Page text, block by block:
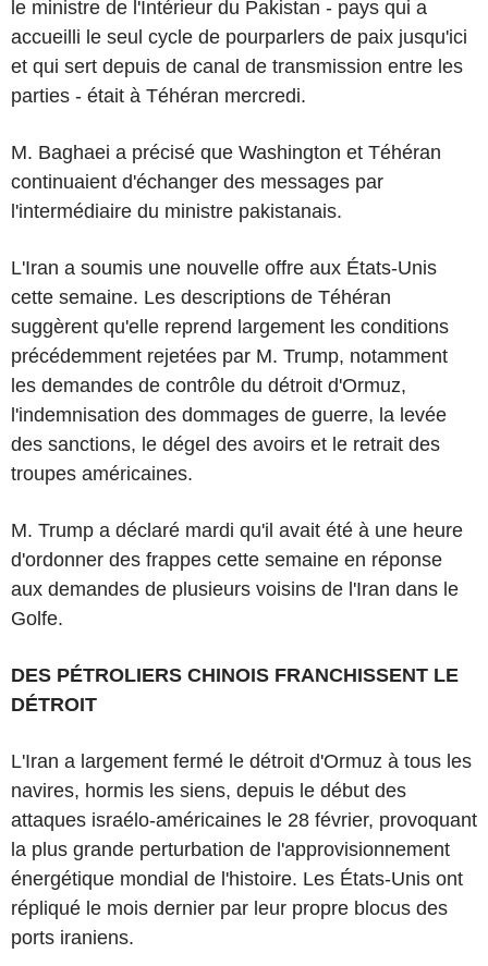
le ministre de l'Intérieur du Pakistan - pays qui a
accueilli le seul cycle de pourparlers de paix jusqu'ici
et qui sert depuis de canal de transmission entre les
parties - était à Téhéran mercredi.
M. Baghaei a précisé que Washington et Téhéran
continuaient d'échanger des messages par
l'intermédiaire du ministre pakistanais.
L'Iran a soumis une nouvelle offre aux États-Unis
cette semaine. Les descriptions de Téhéran
suggèrent qu'elle reprend largement les conditions
précédemment rejetées par M. Trump, notamment
les demandes de contrôle du détroit d'Ormuz,
l'indemnisation des dommages de guerre, la levée
des sanctions, le dégel des avoirs et le retrait des
troupes américaines.
M. Trump a déclaré mardi qu'il avait été à une heure
d'ordonner des frappes cette semaine en réponse
aux demandes de plusieurs voisins de l'Iran dans le
Golfe.
DES PÉTROLIERS CHINOIS FRANCHISSENT LE
DÉTROIT
L'Iran a largement fermé le détroit d'Ormuz à tous les
navires, hormis les siens, depuis le début des
attaques israélo-américaines le 28 février, provoquant
la plus grande perturbation de l'approvisionnement
énergétique mondial de l'histoire. Les États-Unis ont
répliqué le mois dernier par leur propre blocus des
ports iraniens.